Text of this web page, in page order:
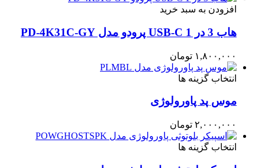
افزودن به سبد خرید
هاب 3 در 1 USB-C پرودو مدل PD-4K31C-GY
۱,۸۰۰,۰۰۰ تومان
انتخاب گزینه ها
موس پد پاورولوژی
۲,۰۰۰,۰۰۰ تومان
انتخاب گزینه ها